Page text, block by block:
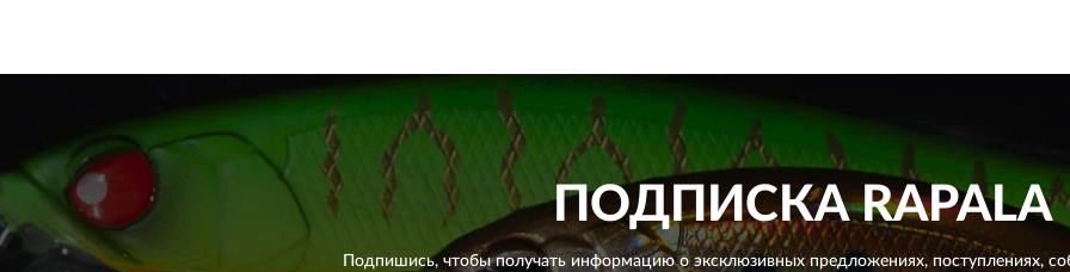
ПОДПИСКАRAPALA
Подпишись, чтобы получать информацию о эксклюзивных предложениях,поступлениях,